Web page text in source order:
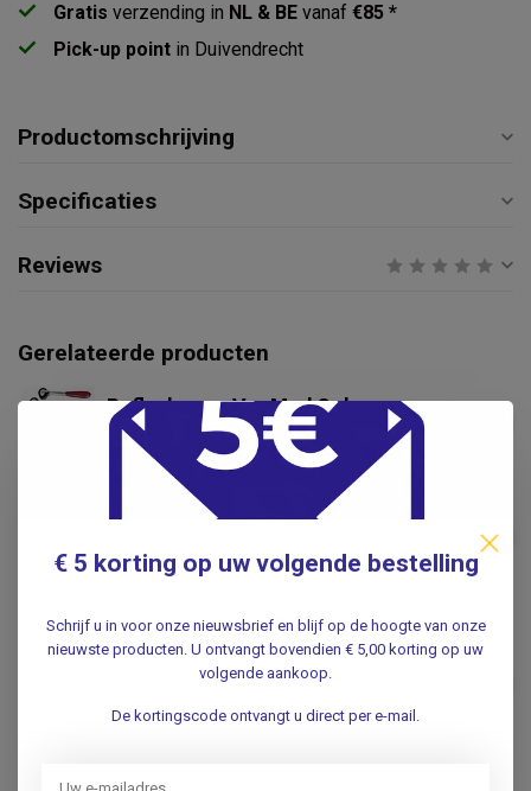
Gratis verzending in NL & BE vanaf €85 *
Pick-up point in Duivendrecht
Productomschrijving
Specificaties
Reviews
Gerelateerde producten
Reflexhamer VosMed Color
€19,95
Reflexhamer Berliner
SATILLO
Satillo Troemner
Reflexhamer - RVS - Black
dubbele kop
€ 5 korting op uw volgende bestelling
Schrijf u in voor onze nieuwsbrief en blijf op de hoogte van onze
nieuwste producten. U ontvangt bovendien € 5,00 korting op uw
volgende aankoop.
De kortingscode ontvangt u direct per e-mail.